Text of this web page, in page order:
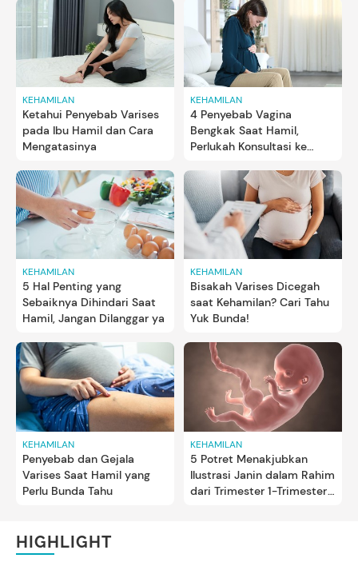
KEHAMILAN
Ketahui Penyebab Varises
pada Ibu Hamil dan Cara
Mengatasinya
KEHAMILAN
4 Penyebab Vagina
Bengkak Saat Hamil,
Perlukah Konsultasi ke
KEHAMILAN
5 Hal Penting yang
Sebaiknya Dihindari Saat
Hamil, Jangan Dilanggar ya
KEHAMILAN
Bisakah Varises Dicegah
saat Kehamilan? Cari Tahu
Yuk Bunda!
KEHAMILAN
Penyebab dan Gejala
Varises Saat Hamil yang
Perlu Bunda Tahu
KEHAMILAN
5 Potret Menakjubkan
Ilustrasi Janin dalam Rahim
dari Trimester 1-Trimester
HIGHLIGHT